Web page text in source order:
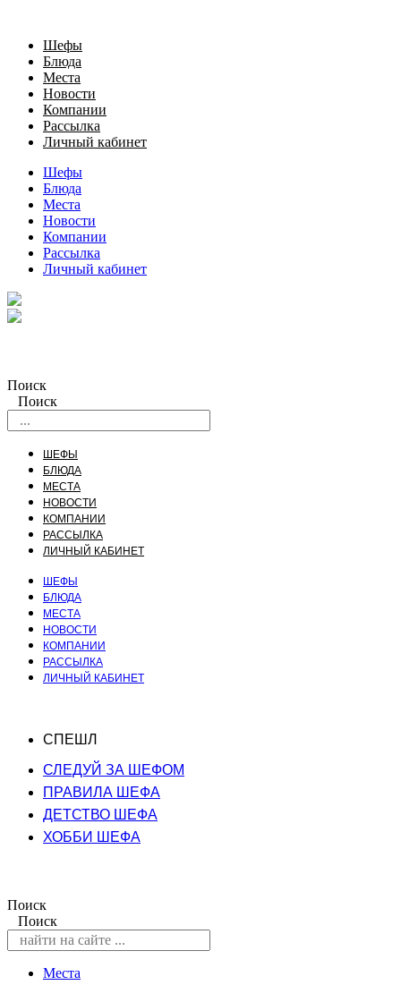
Шефы
Блюда
Места
Новости
Компании
Рассылка
Личный кабинет
Шефы
Блюда
Места
Новости
Компании
Рассылка
Личный кабинет
Поиск
Поиск
ШЕФЫ
БЛЮДА
МЕСТА
НОВОСТИ
КОМПАНИИ
РАССЫЛКА
ЛИЧНЫЙ КАБИНЕТ
ШЕФЫ
БЛЮДА
МЕСТА
НОВОСТИ
КОМПАНИИ
РАССЫЛКА
ЛИЧНЫЙ КАБИНЕТ
СПЕШЛ
СЛЕДУЙ ЗА ШЕФОМ
ПРАВИЛА ШЕФА
ДЕТСТВО ШЕФА
ХОББИ ШЕФА
Поиск
Поиск
Места